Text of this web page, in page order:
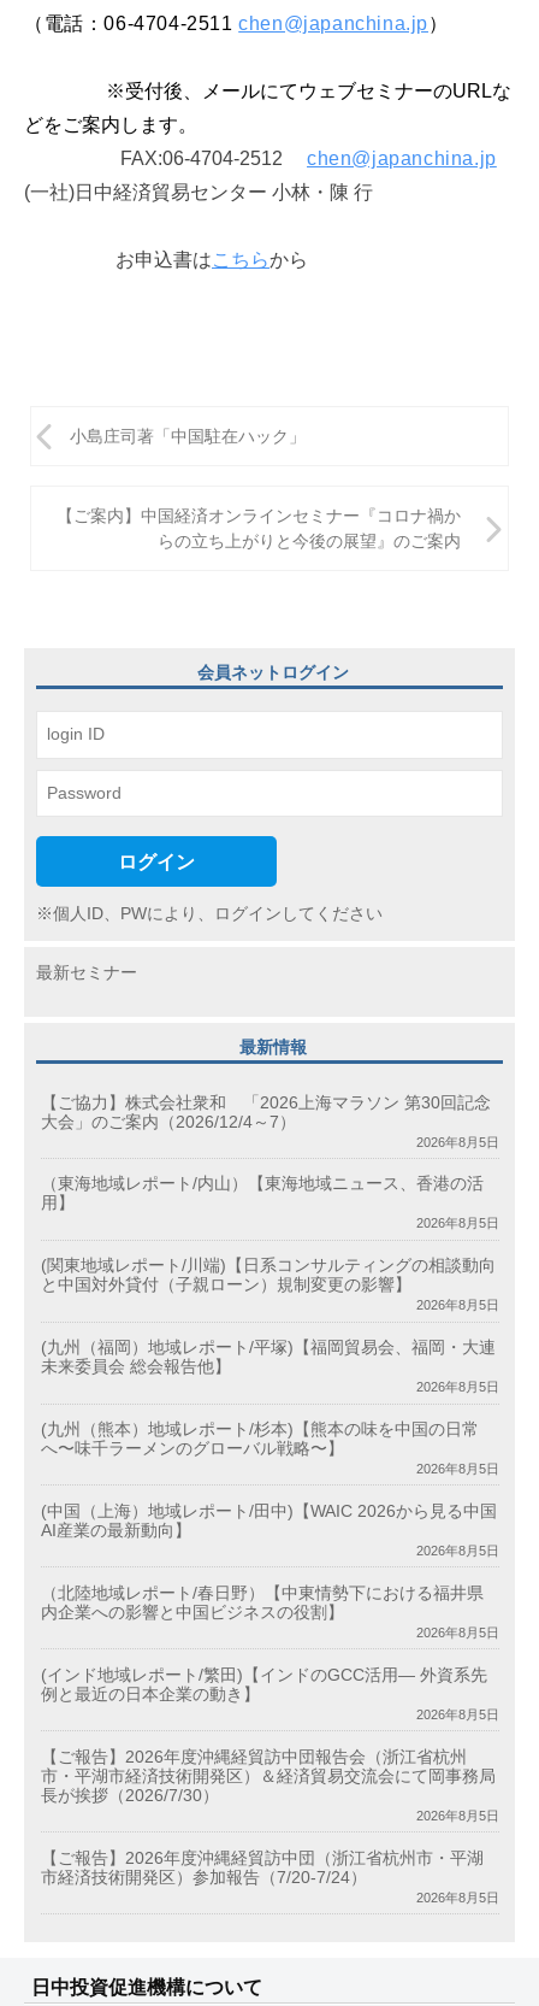
（電話：06-4704-2511chen@japanchina.jp）
※受付後、メールにてウェブセミナーのURLな
どをご案内します。
FAX:06-4704-2512
chen@japanchina.jp
(一社)日中経済貿易センター 小林・陳 行
お申込書はこちらから
投
ン
小島庄司著「中国駐在ハック」
【ご案内】中国経済オンラインセミナー『コロナ禍か
らの立ち上がりと今後の展望』のご案内
会員ネットログイン
ログイン
※個人ID、PWにより、ログインしてください
最新セミナー
最新情報
【ご協力】株式会社衆和 「2026上海マラソン 第30回記念
大会」のご案内（2026/12/4～7）
2026年8月5日
（東海地域レポート/内山）【東海地域ニュース、香港の活
用】
2026年8月5日
(関東地域レポート/川端)【日系コンサルティングの相談動向
と中国対外貸付（子親ローン）規制変更の影響】
2026年8月5日
(九州（福岡）地域レポート/平塚)【福岡貿易会、福岡・大連
未来委員会 総会報告他】
2026年8月5日
(九州（熊本）地域レポート/杉本)【熊本の味を中国の日常
へ〜味千ラーメンのグローバル戦略〜】
2026年8月5日
(中国（上海）地域レポート/田中)【WAIC 2026から見る中国
AI産業の最新動向】
2026年8月5日
（北陸地域レポート/春日野）【中東情勢下における福井県
内企業への影響と中国ビジネスの役割】
2026年8月5日
(インド地域レポート/繁田)【インドのGCC活用― 外資系先
例と最近の日本企業の動き】
2026年8月5日
【ご報告】2026年度沖縄経貿訪中団報告会（浙江省杭州
市・平湖市経済技術開発区）＆経済貿易交流会にて岡事務局
長が挨拶（2026/7/30）
2026年8月5日
【ご報告】2026年度沖縄経貿訪中団（浙江省杭州市・平湖
市経済技術開発区）参加報告（7/20-7/24）
2026年8月5日
日中投資促進機構について